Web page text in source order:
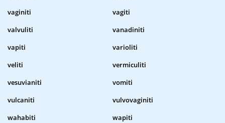
vaginiti
vagiti
valvuliti
vanadiniti
vapiti
varioliti
veliti
vermiculiti
vesuvianiti
vomiti
vulcaniti
vulvovaginiti
wahabiti
wapiti